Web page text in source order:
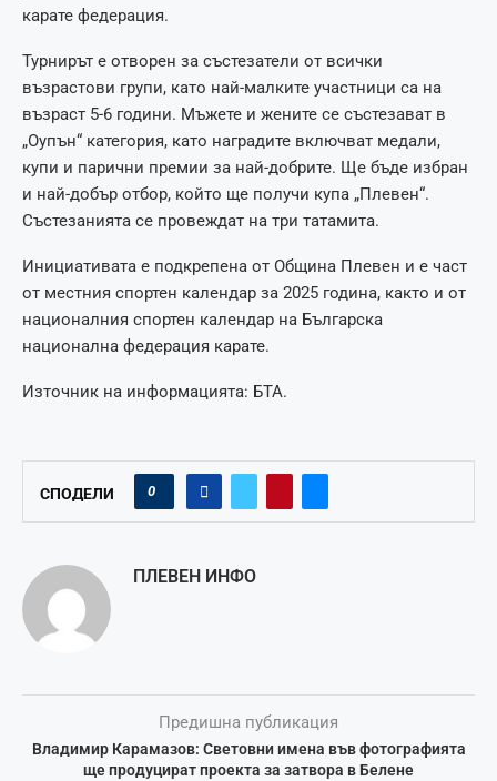
карате федерация.
Турнирът е отворен за състезатели от всички
възрастови групи, като най-малките участници са на
възраст 5-6 години. Мъжете и жените се състезават в
„Оупън“ категория, като наградите включват медали,
купи и парични премии за най-добрите. Ще бъде избран
и най-добър отбор, който ще получи купа „Плевен“.
Състезанията се провеждат на три татамита.
Инициативата е подкрепена от Община Плевен и е част
от местния спортен календар за 2025 година, както и от
националния спортен календар на Българска
национална федерация карате.
Източник на информацията: БТА.
СПОДЕЛИ 0
ПЛЕВЕН ИНФО
Предишна публикация
Владимир Карамазов: Световни имена във фотографията
ще продуцират проекта за затвора в Белене